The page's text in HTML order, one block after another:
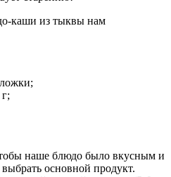
каши из тыквы нам
наше блюдо было вкусным и
основной продукт.